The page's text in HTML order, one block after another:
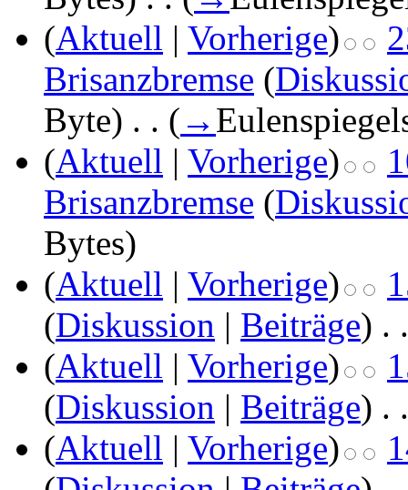
(Aktuell | Vorherige)
Brisanzbremse (
Byte) . . ( →
(Aktuell | Vorherige)
Brisanzbremse (
Bytes)
(Aktuell | Vorherige)
(Diskussion | Beiträge) . .
(Aktuell | Vorherige)
(Diskussion | Beiträge) . .
(Aktuell | Vorherige)